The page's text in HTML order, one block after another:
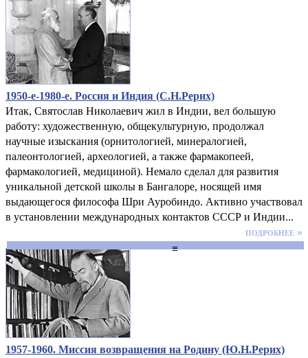
1950-е-1980-е. Россия и Индия (С.Н.Рерих)
Итак, Святослав Николаевич жил в Индии, вел большую
работу: художественную, общекультурную, продолжал
научные изыскания (орнитологией, минералогией,
палеонтологией, археологией, а также фармакопеей,
фармакологией, медициной). Немало сделал для развития
уникальной детской школы в Бангалоре, носящей имя
выдающегося философа Шри Ауробиндо. Активно участвовал
в установлении международных контактов СССР и Индии...
подробнее »
≡
1957-1960. Миссия возвращения на Родину (Ю.Н.Рерих)